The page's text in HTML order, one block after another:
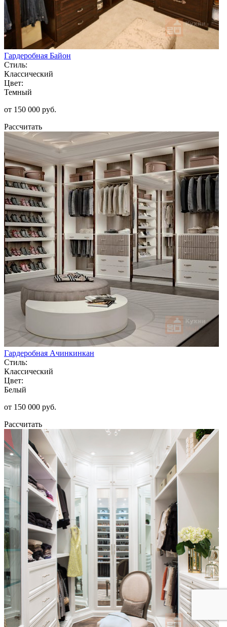
Гардеробная Байон
Стиль:
Классический
Цвет:
Темный
от 150 000 руб.
Рассчитать
Гардеробная Ачинкинкан
Стиль:
Классический
Цвет:
Белый
от 150 000 руб.
Рассчитать